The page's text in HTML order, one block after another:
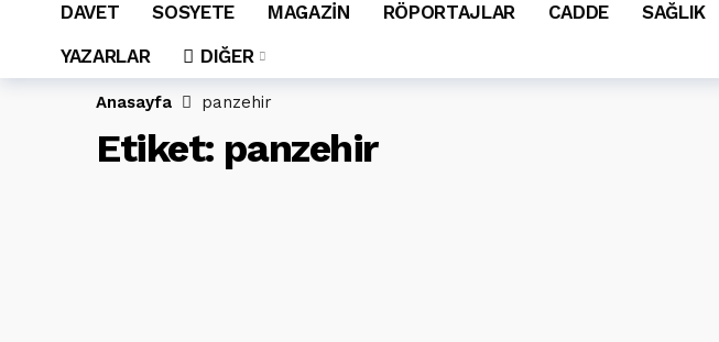
DAVET SOSYETE MAGAZİN RÖPORTAJLAR CADDE SAĞLIK
YAZARLAR
DIĞER
Anasayfa panzehir
Etiket: panzehir